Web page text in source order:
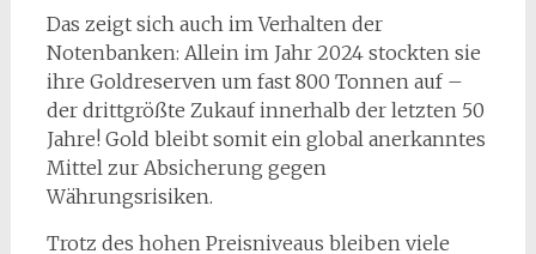
Das zeigt sich auch im Verhalten der
Notenbanken: Allein im Jahr 2024 stockten sie
ihre Goldreserven um fast 800 Tonnen auf –
der drittgrößte Zukauf innerhalb der letzten 50
Jahre! Gold bleibt somit ein global anerkanntes
Mittel zur Absicherung gegen
Währungsrisiken.
Trotz des hohen Preisniveaus bleiben viele